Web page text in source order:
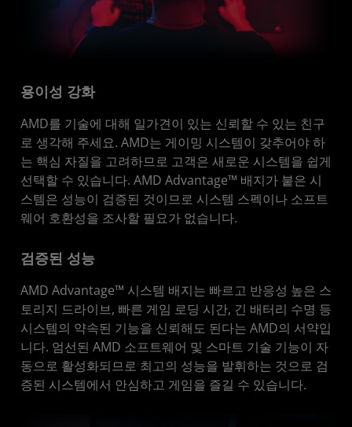
용이성 강화
AMD를 기술에 대해 일가견이 있는 신뢰할 수 있는 친구
로 생각해 주세요. AMD는 게이밍 시스템이 갖추어야 하
는 핵심 자질을 고려하므로 고객은 새로운 시스템을 쉽게
선택할 수 있습니다. AMD Advantage™ 배지가 붙은 시
스템은 성능이 검증된 것이므로 시스템 스펙이나 소프트
웨어 호환성을 조사할 필요가 없습니다.
검증된 성능
AMD Advantage™ 시스템 배지는 빠르고 반응성 높은 스
토리지 드라이브, 빠른 게임 로딩 시간, 긴 배터리 수명 등
시스템의 약속된 기능을 신뢰해도 된다는 AMD의 서약입
니다. 엄선된 AMD 소프트웨어 및 스마트 기술 기능이 자
동으로 활성화되므로 최고의 성능을 발휘하는 것으로 검
증된 시스템에서 안심하고 게임을 즐길 수 있습니다.